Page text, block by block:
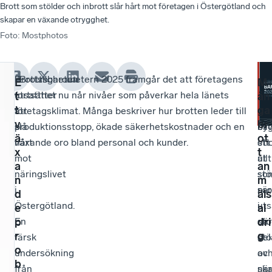
Brott som stölder och inbrott slår hårt mot företagen i Östergötland och
skapar en växande otrygghet.
Foto: Mostphotos
Brottsligheten
fortsätter
att
slå
hårt
mot
näringslivet
i
Östergötland.
En
färsk
undersökning
från
E
t
t
v
ä
x
a
n
d
e
p
r
o
b
I Brottsbarometern 2025 framgår det att företagens
utsatthet nu når nivåer som påverkar hela länets
företagsklimat. Många beskriver hur brotten leder till
produktionsstopp, ökade säkerhetskostnader och en
växande oro bland personal och kunder.
–
har
ett
allt
i
av
ut
där
M
ån
ga
br
ot
t
an
m
äls
al
dri
g